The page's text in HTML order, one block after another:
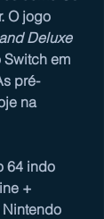
O jogo
Deluxe
em
pré-
na
64 indo
+
Nintendo